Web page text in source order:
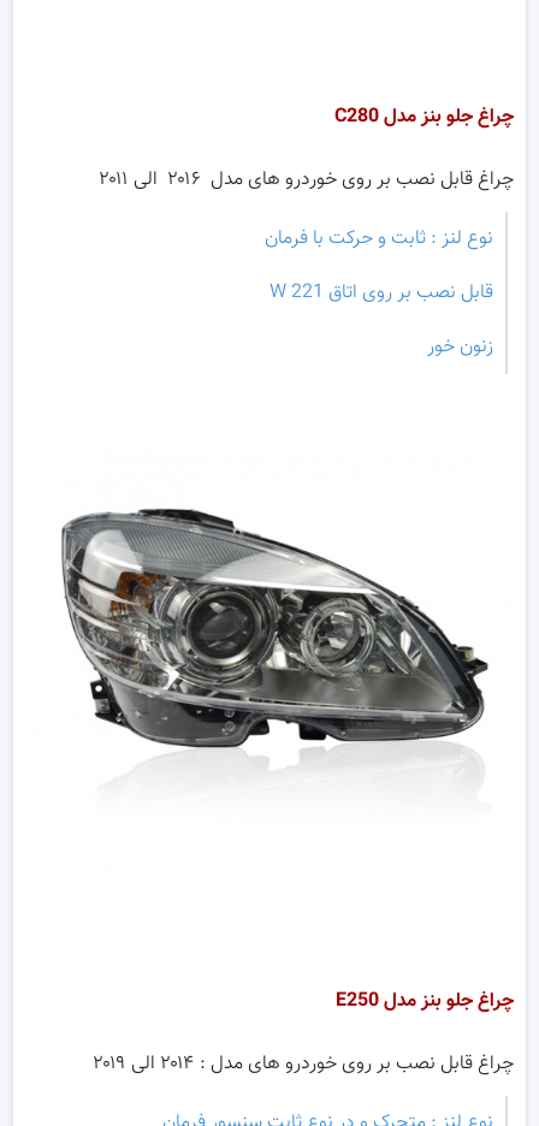
چراغ جلو بنز مدلC280
چراغ قابل نصب بر روی خوردرو های مدل ۲۰۱۶ الی ۲۰۱۱
نوع لنز : ثابت و حرکت با فرمان
قابل نصب بر روی اتاق W 221
زنون خور
چراغ جلو بنز مدل E250
چراغ قابل نصب بر روی خوردرو های مدل : ۲۰۱۴ الی ۲۰۱۹